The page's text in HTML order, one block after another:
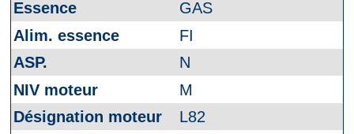
GAS
FI
N
M
L82